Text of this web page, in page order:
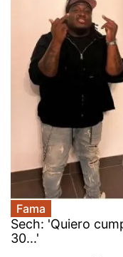
Fama
Sech: 'Quiero
30...'